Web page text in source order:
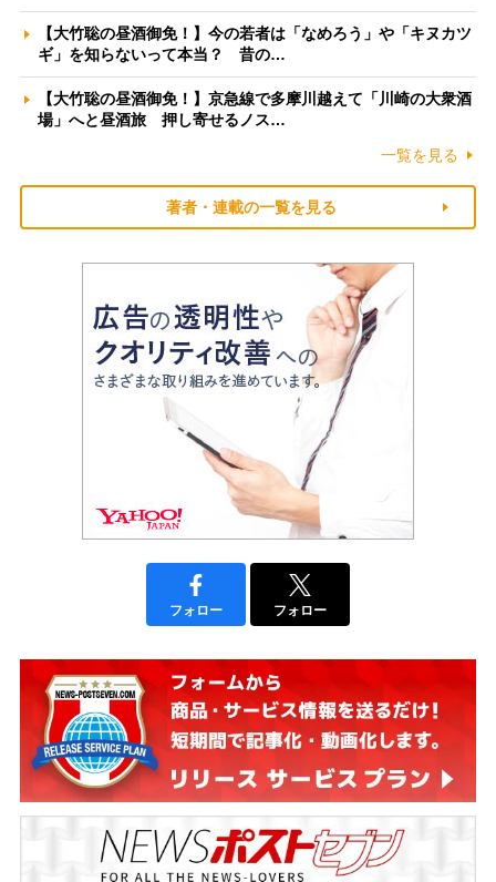
【大竹聡の昼酒御免！】今の若者は「なめろう」や「キヌカツ
ギ」を知らないって本当？ 昔の…
【大竹聡の昼酒御免！】京急線で多摩川越えて「川崎の大衆酒
場」へと昼酒旅 押し寄せるノス…
一覧を見る
著者・連載の一覧を見る
フォロー フォロー